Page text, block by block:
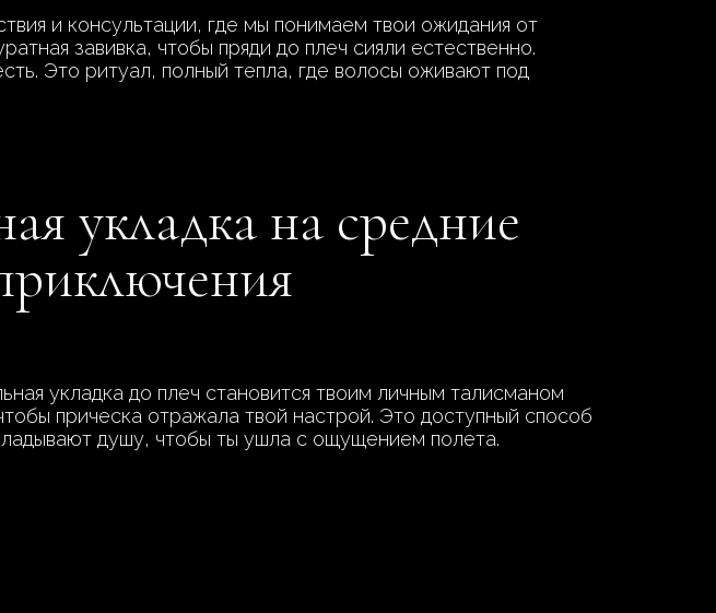
и консультации, где мы понимаем твои ожидания от
завивка, чтобы пряди до плеч сияли естественно.
Это ритуал, полный тепла, где волосы оживают под
укладка на средние
укладка до плеч становится твоим личным талисманом
прическа отражала твой настрой. Это доступный способ
душу, чтобы ты ушла с ощущением полета.